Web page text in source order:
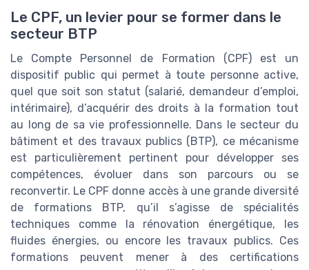
Le CPF, un levier pour se former dans le
secteur BTP
Le Compte Personnel de Formation (CPF) est un
dispositif public qui permet à toute personne active,
quel que soit son statut (salarié, demandeur d’emploi,
intérimaire), d’acquérir des droits à la formation tout
au long de sa vie professionnelle. Dans le secteur du
bâtiment et des travaux publics (BTP), ce mécanisme
est particulièrement pertinent pour développer ses
compétences, évoluer dans son parcours ou se
reconvertir. Le CPF donne accès à une grande diversité
de formations BTP, qu’il s’agisse de spécialités
techniques comme la rénovation énergétique, les
fluides énergies, ou encore les travaux publics. Ces
formations peuvent mener à des certifications